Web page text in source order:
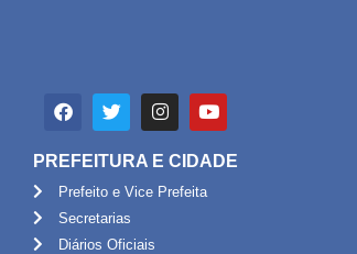
PREFEITURA E CIDADE
Prefeito e Vice Prefeita
Secretarias
Diários Oficiais